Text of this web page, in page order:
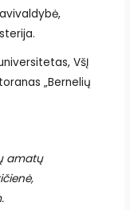
VšĮ
„Bernelių
amatų